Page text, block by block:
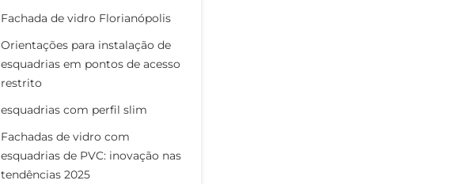
Fachada de vidro Florianópolis
Orientações para instalação de
esquadrias em pontos de acesso
restrito
esquadrias com perfil slim
Fachadas de vidro com
esquadrias de PVC: inovação nas
tendências 2025